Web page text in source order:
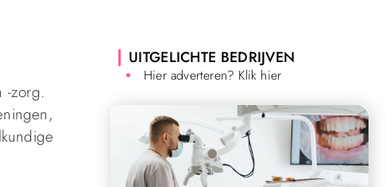
-zorg.
UITGELICHTE BEDRIJVEN
Hier adverteren? Klik hier